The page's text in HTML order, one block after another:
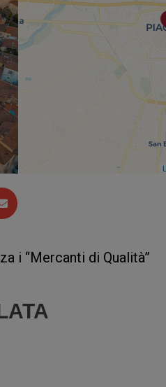
i “Mercanti di Qualità”